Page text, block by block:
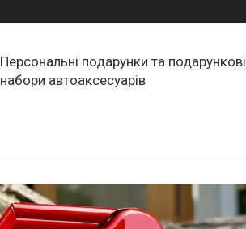
Персональні подарунки та подарункові
набори автоаксесуарів